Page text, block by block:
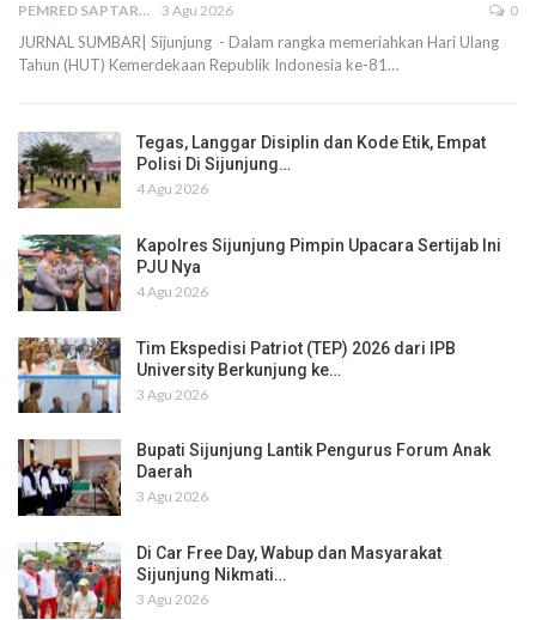
PEMRED SAPTARIUS 3 Agu 2026 0
JURNAL SUMBAR| Sijunjung - Dalam rangka memeriahkan Hari Ulang
Tahun (HUT) Kemerdekaan Republik Indonesia ke-81…
Tegas, Langgar Disiplin dan Kode Etik, Empat
Polisi Di Sijunjung…
4 Agu 2026
Kapolres Sijunjung Pimpin Upacara Sertijab Ini
PJU Nya
4 Agu 2026
Tim Ekspedisi Patriot (TEP) 2026 dari IPB
University Berkunjung ke…
3 Agu 2026
Bupati Sijunjung Lantik Pengurus Forum Anak
Daerah
3 Agu 2026
Di Car Free Day, Wabup dan Masyarakat
Sijunjung Nikmati…
3 Agu 2026